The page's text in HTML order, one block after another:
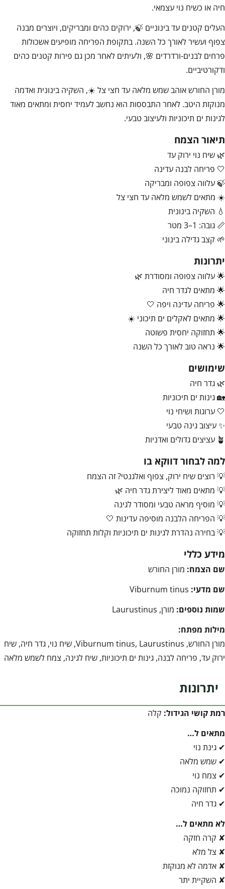
חיה או כשיח נוי עצמאי.
העלים קטנים עד בינוניים 🍃, ירוקים כהים ומבריקים, ויוצרים מבנה
צפוף ועשיר לאורך כל השנה. בתקופת הפריחה מופיעים אשכולות
פרחים לבנים-ורדרדים 🌸, ולעיתים לאחר מכן גם פירות קטנים כהים
ודקורטיביים.
מורן החורש אוהב שמש מלאה עד חצי צל ☀️, השקיה בינונית ואדמה
מנוקזת היטב. לאחר התבססות הוא נחשב לעמיד יחסית ומתאים מאוד
לגינות ים תיכוניות ולעיצוב טבעי.
תיאור הצמח
🌿 שיח נוי ירוק עד
🤍 פריחה לבנה עדינה
🍃 עלווה צפופה ומבריקה
☀️ מתאים לשמש מלאה עד חצי צל
💧 השקיה בינונית
📏 גובה: 1–3 מטר
🌱 קצב גדילה בינוני
יתרונות
🌟 עלווה צפופה ומסודרת 🌿
🌟 מתאים לגדר חיה
🌟 פריחה עדינה ויפה 🤍
🌟 מתאים לאקלים ים תיכוני ☀️
🌟 תחזוקה יחסית פשוטה
🌟 נראה טוב לאורך כל השנה
שימושים
🌿 גדר חיה
🏡 גינות ים תיכוניות
🤍 ערוגות ושיחי נוי
✨ עיצוב גינה טבעי
🪴 עציצים גדולים ואדניות
למה לבחור דווקא בו
💡 רוצים שיח ירוק, צפוף ואלגנטי? זה הצמח
💡 מתאים מאוד ליצירת גדר חיה 🌿
💡 מוסיף מראה טבעי ומסודר לגינה
💡 הפריחה הלבנה מוסיפה עדינות 🤍
💡 בחירה נהדרת לגינות ים תיכוניות וקלות תחזוקה
מידע כללי
שם הצמח: מורן החורש
שם מדעי:
שמות נוספים: מורן, Laurustinus
מילות מפתח:
מורן החורש, Viburnum tinus, Laurustinus, שיח נוי, גדר חיה, שיח
ירוק עד, פריחה לבנה, גינות ים תיכוניות, שיח לגינה, צמח לשמש מלאה
יתרונות
רמת קושי הגידול: קלה
מתאים ל…
✔ גינת נוי
✔ שמש מלאה
✔ צמח נוי
✔ תחזוקה נמוכה
✔ גדר חיה
לא מתאים ל…
✘ קרה חזקה
✘ צל מלא
✘ אדמה לא מנוקזת
✘ השקיית יתר